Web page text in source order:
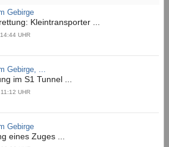
Gebirge
Kleintransporter ...
UHR
Gebirge, ...
im S1 Tunnel ...
UHR
Gebirge
eines Zuges ...